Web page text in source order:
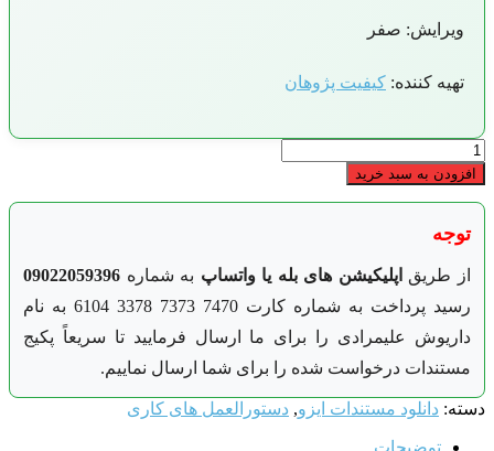
ویرایش: صفر
تهیه کننده:کیفیت پژوهان
به سبد خرید
طریق اپلیکیشن های بله یا واتساپبه شماره09022059396
رسید پرداخت به شماره کارت 7470 7373 3378 6104 به نام
علیمرادی را برای ما ارسال فرمایید تا سریعاً پکیج
درخواست شده را برای شما ارسال نماییم.
دانلود مستندات ایزو ,دستورالعمل های کاری
توضیحات